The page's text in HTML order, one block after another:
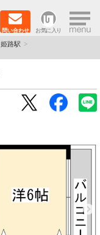
問い合わせ お気に入り ×
姫路駅